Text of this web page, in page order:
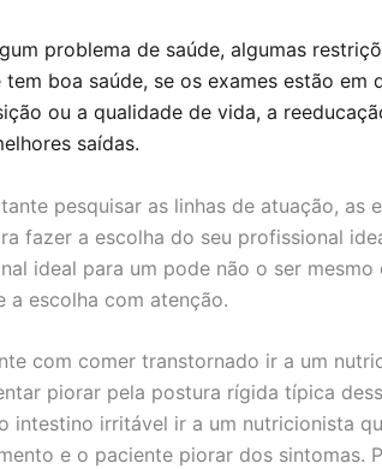
problema de saúde, algumas
tem boa saúde, se os exames estão em
ou a qualidade de vida, a
saídas.
pesquisar as linhas de atuação, as
fazer a escolha do seu profissional
ideal para um pode não o ser mesmo
a escolha com atenção.
com comer transtornado ir a um
piorar pela postura rígida típica
intestino irritável ir a um nutricionista
e o paciente piorar dos sintomas.